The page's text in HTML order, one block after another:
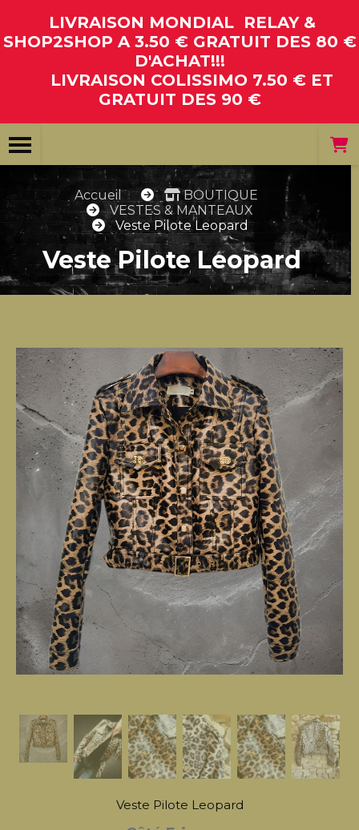
LIVRAISON MONDIAL RELAY &
SHOP2SHOP A 3.50 € GRATUIT DES 80 €
D'ACHAT!!!
LIVRAISON COLISSIMO 7.50 € ET
GRATUIT DES 90 €
Accueil
BOUTIQUE
VESTES & MANTEAUX
Veste Pilote Leopard
Veste Pilote Leopard
Veste Pilote Leopard